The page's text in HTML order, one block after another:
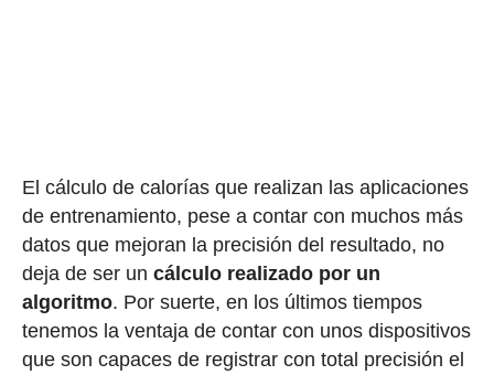
El cálculo de calorías que realizan las aplicaciones
de entrenamiento, pese a contar con muchos más
datos que mejoran la precisión del resultado, no
deja de ser un cálculo realizado por un
algoritmo. Por suerte, en los últimos tiempos
tenemos la ventaja de contar con unos dispositivos
que son capaces de registrar con total precisión el